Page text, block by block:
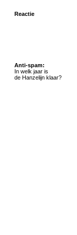
Reactie
Anti-spam:
In welk jaar is
de Hanzelijn klaar?